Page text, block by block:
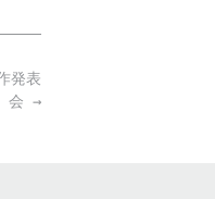
発表
会→